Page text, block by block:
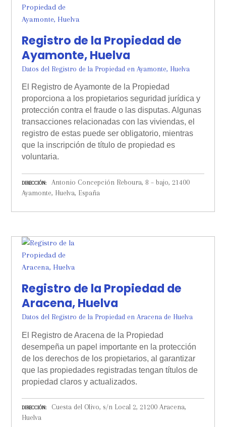
Registro de la Propiedad de
Ayamonte, Huelva
Datos del Registro de la Propiedad en Ayamonte, Huelva
El Registro de Ayamonte de la Propiedad
proporciona a los propietarios seguridad jurídica y
protección contra el fraude o las disputas. Algunas
transacciones relacionadas con las viviendas, el
registro de estas puede ser obligatorio, mientras
que la inscripción de título de propiedad es
voluntaria.
DIRECCIÓN
Antonio Concepción Reboura, 8 – bajo, 21400
Ayamonte, Huelva, España
Registro de la Propiedad de
Aracena, Huelva
Datos del Registro de la Propiedad en Aracena de Huelva
El Registro de Aracena de la Propiedad
desempeña un papel importante en la protección
de los derechos de los propietarios, al garantizar
que las propiedades registradas tengan títulos de
propiedad claros y actualizados.
DIRECCIÓN
Cuesta del Olivo, s/n Local 2, 21200 Aracena,
Huelva